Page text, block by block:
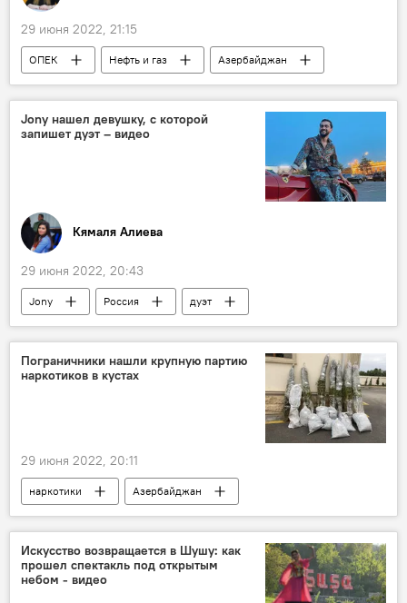
29 июня 2022, 21:15
ОПЕК Нефть и газ Азербайджан
Jony нашел девушку, с которой
запишет дуэт – видео
Кямаля Алиева
29 июня 2022, 20:43
Jony Россия
дуэт
Исполнитель
Пограничники нашли крупную партию
наркотиков в кустах
29 июня 2022, 20:11
наркотики
Азербайджан
таможенники
Искусство возвращается в Шушу: как
прошел спектакль под открытым
небом - видео